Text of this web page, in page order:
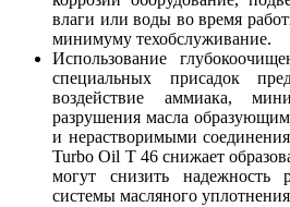
влаги или воды во время
минимуму техобслуживание.
Использование
специальных присадок
воздействие аммиака,
разрушения масла
и нерастворимыми
Turbo Oil T 46 снижает
могут снизить
системы масляного